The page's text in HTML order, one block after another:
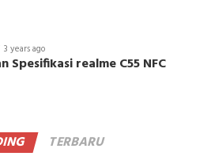
3 years ago
Spesifikasi realme C55 NFC
TERBARU